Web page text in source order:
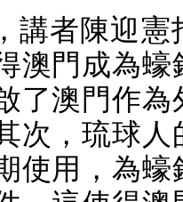
講者陳迎憲
澳門成為蠔
了澳門作為
次，琉球人
使用，為蠔